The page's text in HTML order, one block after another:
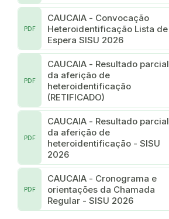
CAUCAIA - Convocação
Heteroidentificação Lista de
Espera SISU 2026
PDF
CAUCAIA - Resultado parcial
da aferição de
heteroidentificação
(RETIFICADO)
PDF
CAUCAIA - Resultado parcial
da aferição de
heteroidentificação - SISU
2026
PDF
CAUCAIA - Cronograma e
orientações da Chamada
Regular - SISU 2026
PDF